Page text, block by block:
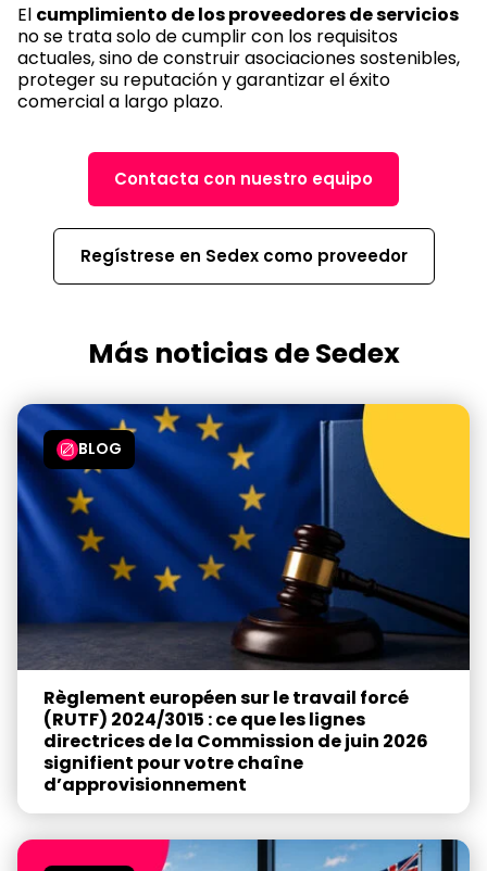
El cumplimiento de los proveedores de servicios
no se trata solo de cumplir con los requisitos
actuales, sino de construir asociaciones sostenibles,
proteger su reputación y garantizar el éxito
comercial a largo plazo.
Contacta con nuestro equipo
Regístrese en Sedex como proveedor
Más noticias de Sedex
BLOG
Règlement européen sur le travail forcé
(RUTF) 2024/3015 : ce que les lignes
directrices de la Commission de juin 2026
signifient pour votre chaîne
d’approvisionnement